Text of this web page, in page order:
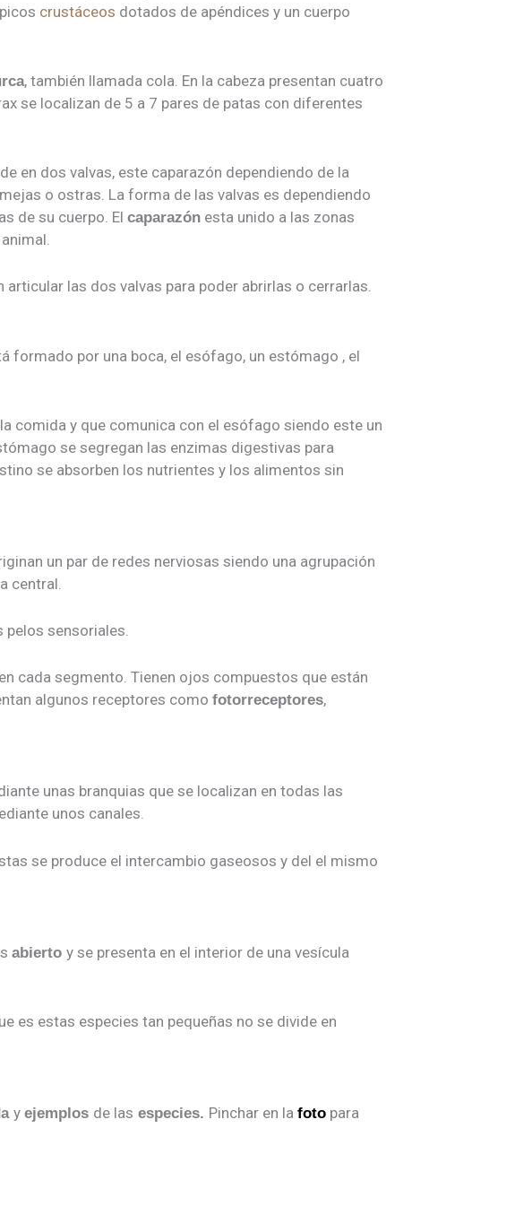
crustáceos dotados de apéndices y un cuerpo
, también llamada cola. En la cabeza presentan cuatro
se localizan de 5 a 7 pares de patas con diferentes
en dos valvas, este caparazón dependiendo de la
o ostras. La forma de las valvas es dependiendo
de su cuerpo. El caparazón esta unido a las zonas
articular las dos valvas para poder abrirlas o cerrarlas.
formado por una boca, el esófago, un estómago , el
comida y que comunica con el esófago siendo este un
se segregan las enzimas digestivas para
se absorben los nutrientes y los alimentos sin
un par de redes nerviosas siendo una agrupación
central.
pelos sensoriales.
cada segmento. Tienen ojos compuestos que están
algunos receptores como fotorreceptores,
unas branquias que se localizan en todas las
unos canales.
se produce el intercambio gaseosos y del el mismo
abierto y se presenta en el interior de una vesícula
es estas especies tan pequeñas no se divide en
y ejemplos de las especies. Pinchar en la foto para